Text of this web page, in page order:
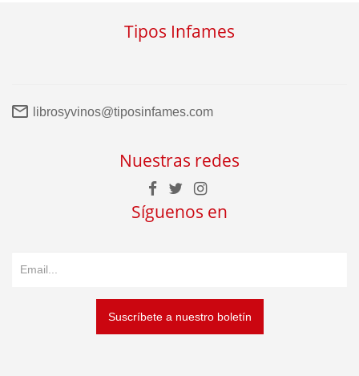
Tipos Infames
librosyvinos@tiposinfames.com
Nuestras redes
Síguenos en
Suscríbete a nuestro boletín